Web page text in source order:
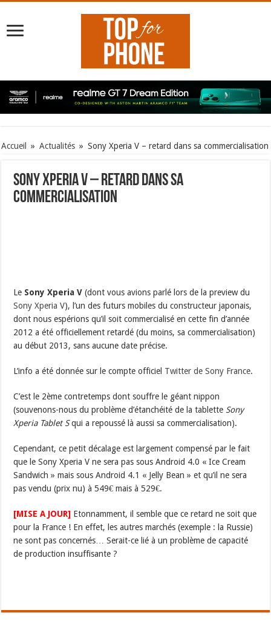
Accueil » Actualités » Sony Xperia V – retard dans sa commercialisation
Sony Xperia V – retard dans sa
commercialisation
Le Sony Xperia V(dont vous avions parlé lors de la preview du
Sony Xperia V), l’un des futurs mobiles du constructeur japonais,
dont nous espérions qu’il soit commercialisé en cette fin d’année
2012 a été officiellement retardé (du moins, sa commercialisation)
au début 2013, sans aucune date précise.
L’info a été donnée sur le compte officiel Twitter de Sony France.
C’est le 2ème contretemps dont souffre le géant nippon
(souvenons-nous du problème d’étanchéité de la tablette Sony
Xperia Tablet Squi a repoussé là aussi sa commercialisation).
Cependant, ce petit décalage est largement compensé par le fait
que le Sony Xperia V ne sera pas sous Android 4.0 « Ice Cream
Sandwich » mais sous Android 4.1 « Jelly Bean » et qu’il ne sera
pas vendu (prix nu) à 549€ mais à 529€.
[MISE A JOUR] Etonnamment, il semble que ce retard ne soit que
pour la France ! En effet, les autres marchés (exemple : la Russie)
ne sont pas concernés… Serait-ce lié à un problème de capacité
de production insuffisante ?